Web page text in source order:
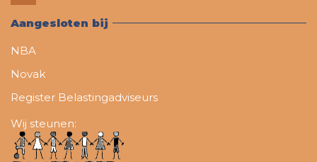
Aangesloten bij
NBA
Novak
Register Belastingadviseurs
Wij steunen: